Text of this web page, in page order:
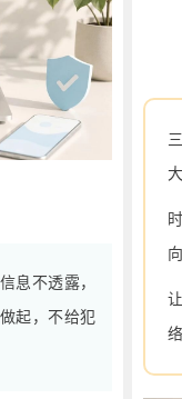
息不透露，
起，不给犯